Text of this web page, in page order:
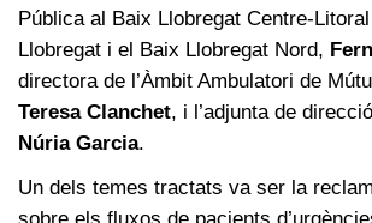
Pública al Baix Llobregat Centre-
Llobregat i el Baix Llobregat Nord,
directora de l’Àmbit Ambulatori de
Teresa Clanchet, i l’adjunta de
Núria Garcia.
Un dels temes tractats va ser la
sobre els fluxos de pacients